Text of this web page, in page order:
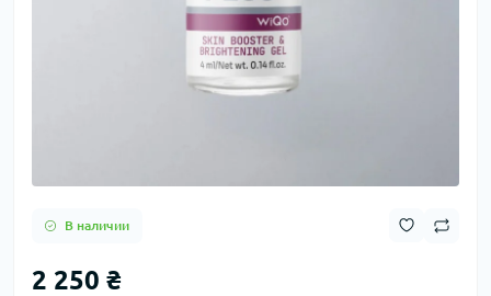
В наличии
2 250 ₴